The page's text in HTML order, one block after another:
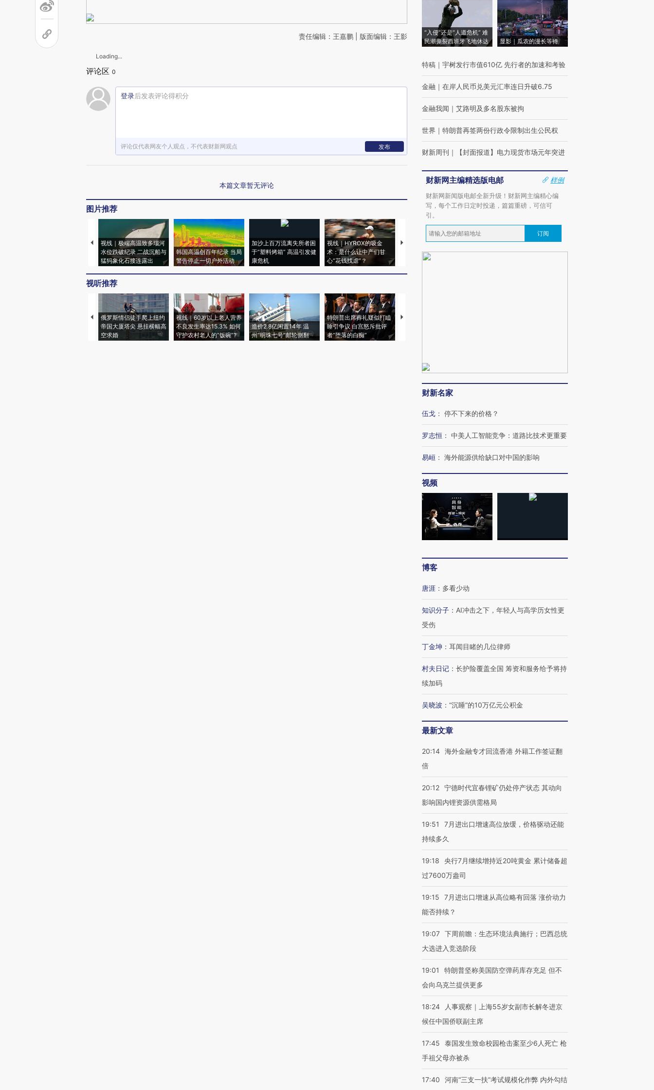
责任编辑：王嘉鹏 | 版面编辑：王影
Loading...
评论区 0
登录后发表评论得积分
评论仅代表网友个人观点，不代表财新网观点 发布
本篇文章暂无评论
图片推荐
视线｜极端高温致多瑙河
水位跌破纪录 二战沉船与
猛犸象化石接连露出
韩国高温创百年纪录 当局
警告停止一切户外活动
加沙上百万流离失所者困
于“塑料烤箱” 高温引发健
康危机
视线｜HYROX的吸金
术：是什么让中产们甘
心“花钱找虐”？
马航飞行员跨国走私7万
粒摇头丸 尿检体内含3种
视线｜被称为“蟑螂”的印
度Z世代 用街头抗争将教
视线｜“入侵”还是“人道危
机”？难民潮撕裂西班牙
视听推荐
俄罗斯情侣徒手爬上纽约
帝国大厦塔尖 悬挂横幅高
空求婚
视线｜60岁以上老人营养
不良发生率达15.3% 如何
守护农村老人的“饭碗”?
造价2.8亿闲置14年 温
州“明珠七号”邮轮侧翻
特朗普出席葬礼疑似打瞌
睡引争议 白宫怒斥批评
者“堕落的白痴”
视线｜全球最热百城独占
“入侵”还是“人道危机” 难
民潮撕裂西班牙飞地休达
显影｜瓜农的漫长等待
特稿 ｜ 宇树发行市值610亿 先行者的加速和考验
金融 ｜ 在岸人民币兑美元汇率连日升破6.75
金融我闻 ｜ 艾路明及多名股东被拘
世界 ｜ 特朗普再签两份行政令限制出生公民权
财新周刊 ｜ 【封面报道】电力现货市场元年突进
财新网主编精选版电邮
样例
财新网新闻版电邮全新升级！财新网主编精心编
写，每个工作日定时投递，篇篇重磅，可信可
引。
订阅
财新名家
伍戈 ： 停不下来的价格？
罗志恒 ： 中美人工智能竞争：道路比技术更重要
易峘 ： 海外能源供给缺口对中国的影响
视频
博客
唐涯 ： 多看少动
知识分子 ： AI冲击之下，年轻人与高学历女性更
受伤
丁金坤 ： 耳闻目睹的几位律师
村夫日记 ： 长护险覆盖全国 筹资和服务给予将持
续加码
吴晓波 ： “沉睡”的10万亿元公积金
最新文章
20:14 海外金融专才回流香港 外籍工作签证翻
倍
20:12 宁德时代宜春锂矿仍处停产状态 其动向
影响国内锂资源供需格局
19:51
7月进出口增速高位放缓，价格驱动还能
持续多久
19:18
央行7月继续增持近20吨黄金 累计储备超
过7600万盎司
19:15
7月进出口增速从高位略有回落 涨价动力
能否持续？
19:07 下周前瞻：生态环境法典施行；巴西总统
大选进入竞选阶段
19:01
特朗普坚称美国防空弹药库存充足 但不
会向乌克兰提供更多
18:24
人事观察｜上海55岁女副市长解冬进京
候任中国侨联副主席
17:45
泰国发生致命校园枪击案至少6人死亡 枪
手祖父母亦被杀
17:40 河南“三支一扶”考试规模化作弊 内外勾结